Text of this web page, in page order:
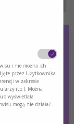
diecie.
i 2 wielkościach
dopasowanie do
wartości
i nie można ich
przez Użytkownika
w zakresie
itp.). Można
wyświetlała
mogą nie działać.